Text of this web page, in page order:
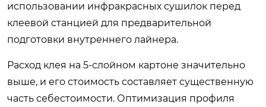
использовании инфракрасных сушилок перед
клеевой станцией для предварительной
подготовки внутреннего лайнера.
Расход клея на 5-слойном картоне значительно
выше, и его стоимость составляет существенную
часть себестоимости. Оптимизация профиля